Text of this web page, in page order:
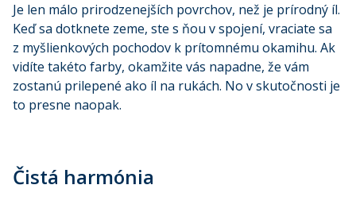
Je len málo prirodzenejších povrchov, než je prírodný íl.
Keď sa dotknete zeme, ste s ňou v spojení, vraciate sa
z myšlienkových pochodov k prítomnému okamihu. Ak
vidíte takéto farby, okamžite vás napadne, že vám
zostanú prilepené ako íl na rukách. No v skutočnosti je
to presne naopak.
Čistá harmónia